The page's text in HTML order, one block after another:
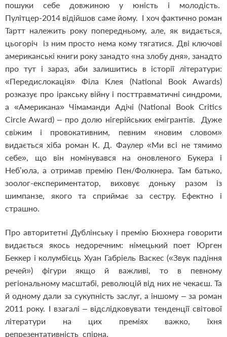
пошуки себе довжиною у юність і молодість.
Пулітцер-2014 відійшов саме йому. І хоч фактично роман
Тартт належить року попередньому, але, як видається,
цьогоріч із ним просто нема кому тягатися. Дві ключові
американські книги року занадто «на злобу дня», занадто
про тут і зараз, аби залишитись в історії літератури:
«Передислокація» Філа Клея (National Book Awards)
розказує про іракську війну і посттравматичні синдроми,
а «Американа» Чімаманди Адічі (National Book Critics
Circle Award) – про долю нігерійських емігрантів. Дуже
свіжим і провокативним, певним «новим словом»
видається хіба роман К. Д. Фаулер «Ми всі не тямимо
себе», що він номінувався на оновленого Букера і
Неб’юла, а отримав премію Пен/Фолкнера. Там батько,
зоолог-експериментатор, виховує доньку разом із
шимпанзе, якого та сприймає за сестру. Ефектно і
страшно.
Про авторитетні Дублінську і премію Бюхнера говорити
видається якось недоречним: німецький поет Юрген
Беккер і колумбієць Хуан Габріель Васкес («Звук падіння
речей») фігури якщо й важливі, то в певному
регіональному масштабі, революцій від них не чекаєш. Та
й одному дали за сукупність заслуг, а іншому – за роман
2011 року. І взагалі – відслідковувати тенденції світової
літератури на цих преміях важко, їхня
репрезентативність спірна.